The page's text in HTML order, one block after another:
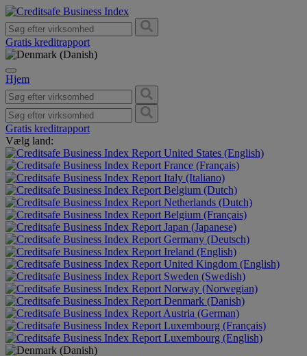
Gratis kreditrapport
Hjem
Gratis kreditrapport
Vælg land:
United States (English)
France (Français)
Italy (Italiano)
Belgium (Dutch)
Netherlands (Dutch)
Belgium (Français)
Japan (Japanese)
Germany (Deutsch)
Ireland (English)
United Kingdom (English)
Sweden (Swedish)
Norway (Norwegian)
Denmark (Danish)
Austria (German)
Luxembourg (Français)
Luxembourg (English)